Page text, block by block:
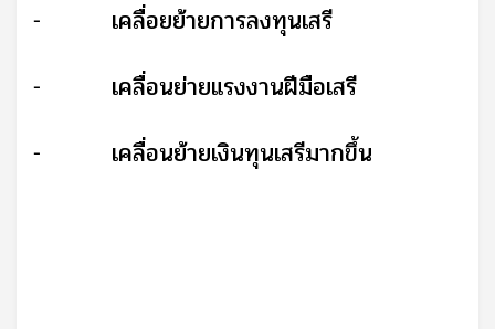
- เคลื่อยย้ายการลงทุนเสรี
- เคลื่อนย่ายแรงงานฝีมือเสรี
- เคลื่อนย้ายเงินทุนเสรีมากขึ้น